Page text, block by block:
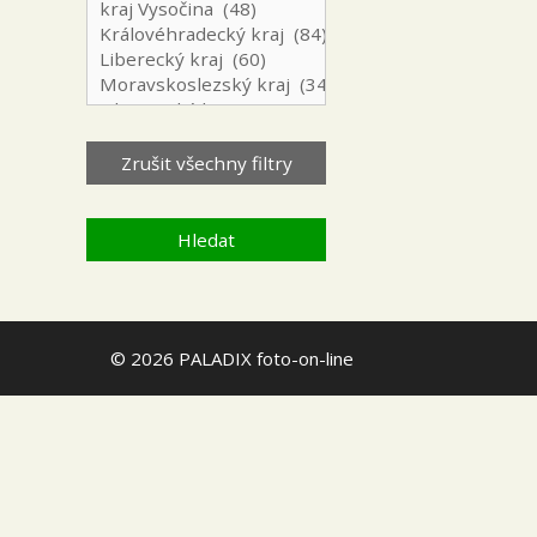
© 2026 PALADIX foto-on-line